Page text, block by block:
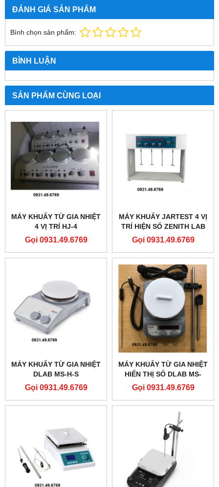
ĐÁNH GIÁ SẢN PHẨM
Bình chọn sản phẩm:
BÌNH LUẬN
SẢN PHẨM CÙNG LOẠI
MÁY KHUẤY TỪ GIA NHIỆT
4 VỊ TRÍ HJ-4
Gọi 0931.49.6769
MÁY KHUẤY JARTEST 4 VỊ
TRÍ HIỆN SỐ ZENITH LAB
JJ-4LD
Gọi 0931.49.6769
MÁY KHUẤY TỪ GIA NHIỆT
DLAB MS-H-S
Gọi 0931.49.6769
MÁY KHUẤY TỪ GIA NHIỆT
HIỂN THỊ SỐ DLAB MS-
H280-PRO
Gọi 0931.49.6769